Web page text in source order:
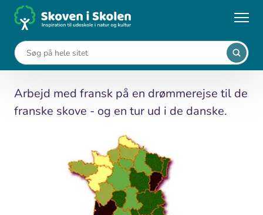
... Undervisningsforløb Une forêt de rêve
Une forêt de rêve
Arbejd med fransk på en drømmerejse til de
franske skove - og en tur ud i de danske.